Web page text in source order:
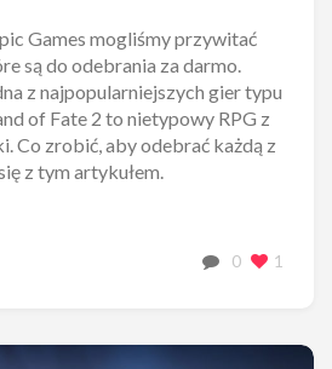
Games mogliśmy przywitać
są do odebrania za darmo.
z najpopularniejszych gier typu
of Fate 2 to nietypowy RPG z
Co zrobić, aby odebrać każdą z
z tym artykułem.
0 1